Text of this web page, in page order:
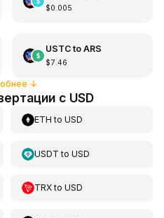
$0.005
USTCto ARS
$7.46
↓
с USD
ETH toUSD
USDT toUSD
TRXtoUSD